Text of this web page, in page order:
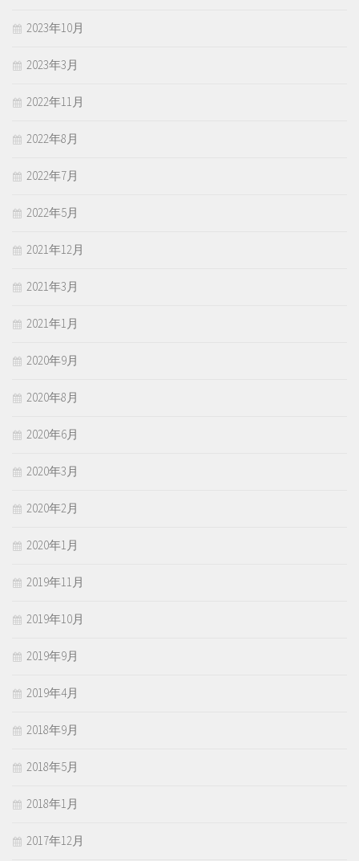
2023年10月
2023年3月
2022年11月
2022年8月
2022年7月
2022年5月
2021年12月
2021年3月
2021年1月
2020年9月
2020年8月
2020年6月
2020年3月
2020年2月
2020年1月
2019年11月
2019年10月
2019年9月
2019年4月
2018年9月
2018年5月
2018年1月
2017年12月